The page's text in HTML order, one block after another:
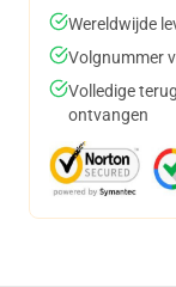
Wereldwijde
Volgnummer
Volledige
ontvangen